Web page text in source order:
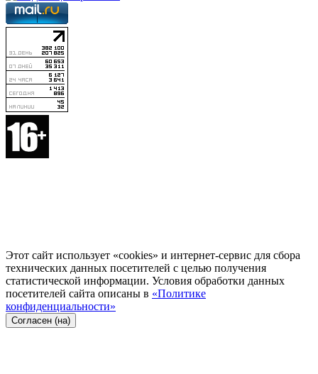
Этот сайт использует «cookies» и интернет-сервис для сбора
технических данных посетителей с целью получения
статистической информации. Условия обработки данных
посетителей сайта описаны в «Политике
конфиденциальности»
Согласен (на)